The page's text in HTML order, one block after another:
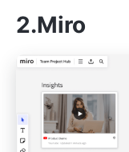
2.Miro